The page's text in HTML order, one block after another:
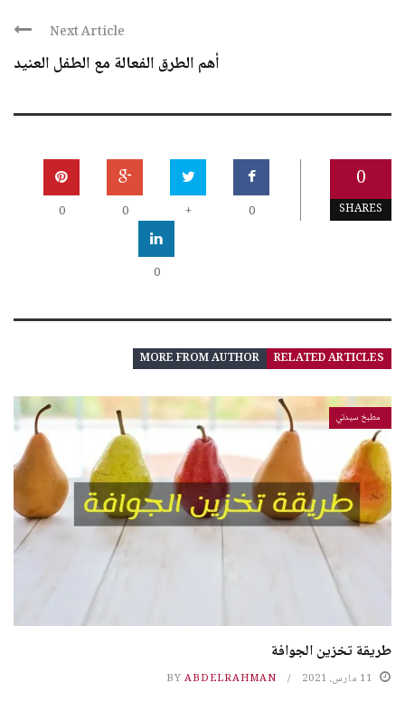
Next Article
أهم الطرق الفعالة مع الطفل العنيد
0
SHARES
0
+
0
0
0
RELATED ARTICLES
MORE FROM AUTHOR
مطبخ سيدتي
طريقة تخزين الجوافة
11 مارس، 2021 BY ABDELRAHMAN